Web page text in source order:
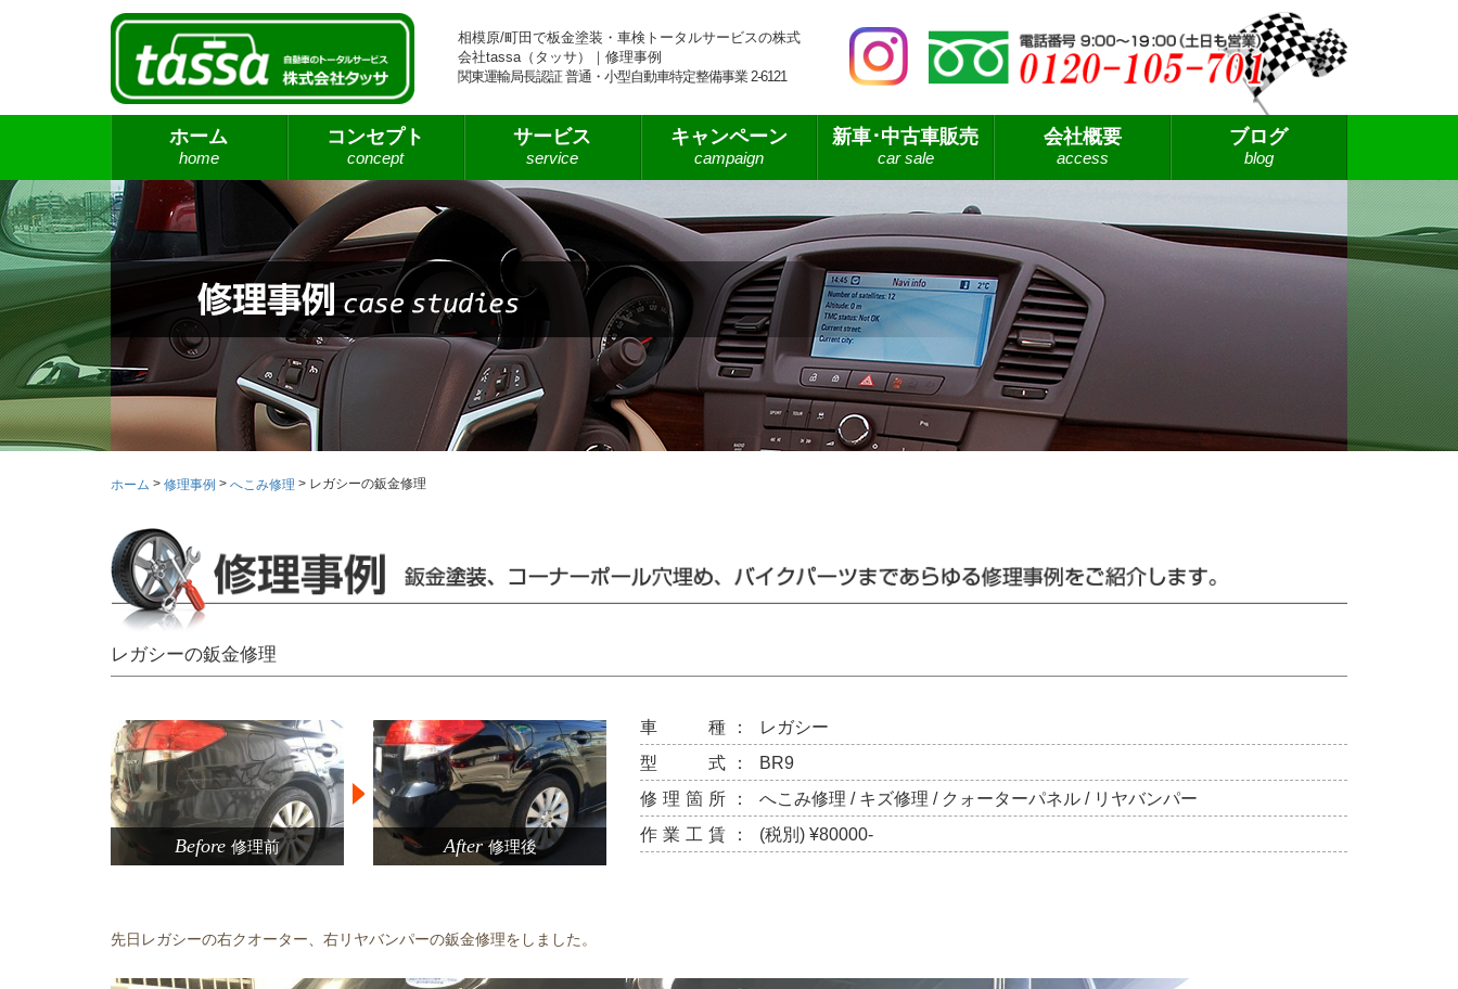
相模原/町田で板金塗装・車検トータルサービスの株式
会社tassa（タッサ）｜修理事例
関東運輸局長認証 普通・小型自動車特定整備事業 2-6121
ホーム
home
コンセプト
concept
サービス
service
キャンペーン
campaign
新車･中古車販売
car sale
会社概要
access
ブログ
blog
ホーム > 修理事例 > へこみ修理 > レガシーの鈑金修理
レガシーの鈑金修理
Before 修理前 After 修理後
車 種：
レガシー
型 式：
BR9
修理箇所：
へこみ修理 / キズ修理 / クォーターパネル / リヤバンパー
作業工賃：
(税別) ¥80000-
先日レガシーの右クオーター、右リヤバンパーの鈑金修理をしました。